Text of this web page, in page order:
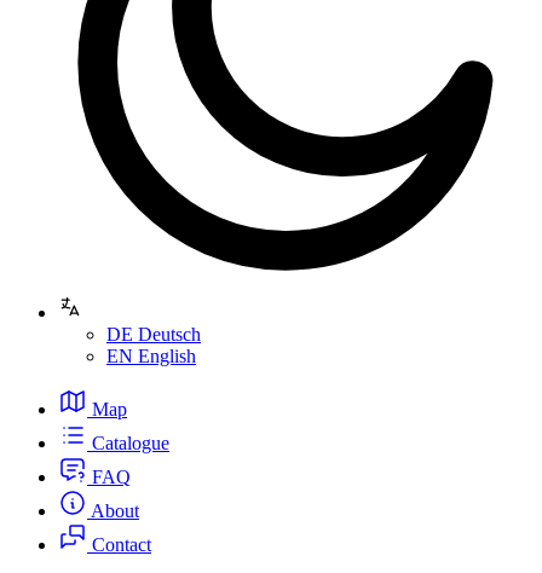
DE Deutsch
EN English
Map
Catalogue
FAQ
About
Contact